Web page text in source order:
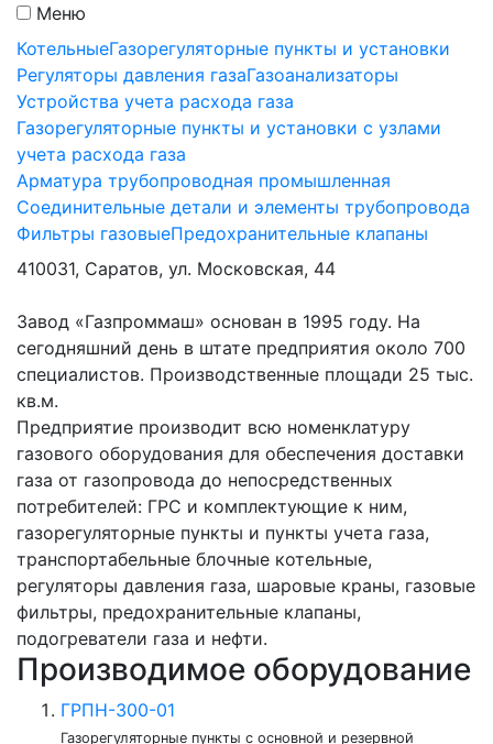
Меню
КотельныеГазорегуляторные пункты и установки
Регуляторы давления газаГазоанализаторы
Устройства учета расхода газа
Газорегуляторные пункты и установки с узлами
учета расхода газа
Арматура трубопроводная промышленная
Соединительные детали и элементы трубопровода
Фильтры газовыеПредохранительные клапаны
410031, Саратов, ул. Московская, 44
Завод «Газпроммаш» основан в 1995 году. На
сегодняшний день в штате предприятия около 700
специалистов. Производственные площади 25 тыс.
кв.м.
Предприятие производит всю номенклатуру
газового оборудования для обеспечения доставки
газа от газопровода до непосредственных
потребителей: ГРС и комплектующие к ним,
газорегуляторные пункты и пункты учета газа,
транспортабельные блочные котельные,
регуляторы давления газа, шаровые краны, газовые
фильтры, предохранительные клапаны,
подогреватели газа и нефти.
Производимое оборудование
ГРПН-300-01
Газорегуляторные пункты с основной и резервной